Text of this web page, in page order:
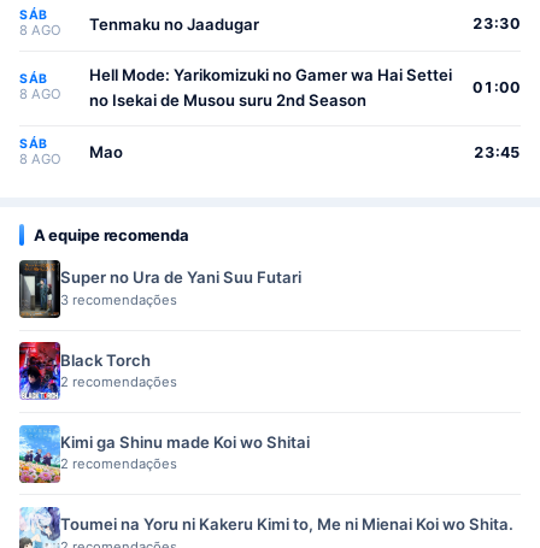
SÁB
8 AGO Tenmaku no Jaadugar 23:30
SÁB
8 AGO
Hell Mode: Yarikomizuki no Gamer wa Hai Settei
no Isekai de Musou suru 2nd Season
01:00
SÁB
8 AGO Mao 23:45
A equipe recomenda
Super no Ura de Yani Suu Futari
3 recomendações
Black Torch
2 recomendações
Kimi ga Shinu made Koi wo Shitai
2 recomendações
Toumei na Yoru ni Kakeru Kimi to, Me ni Mienai Koi wo Shita.